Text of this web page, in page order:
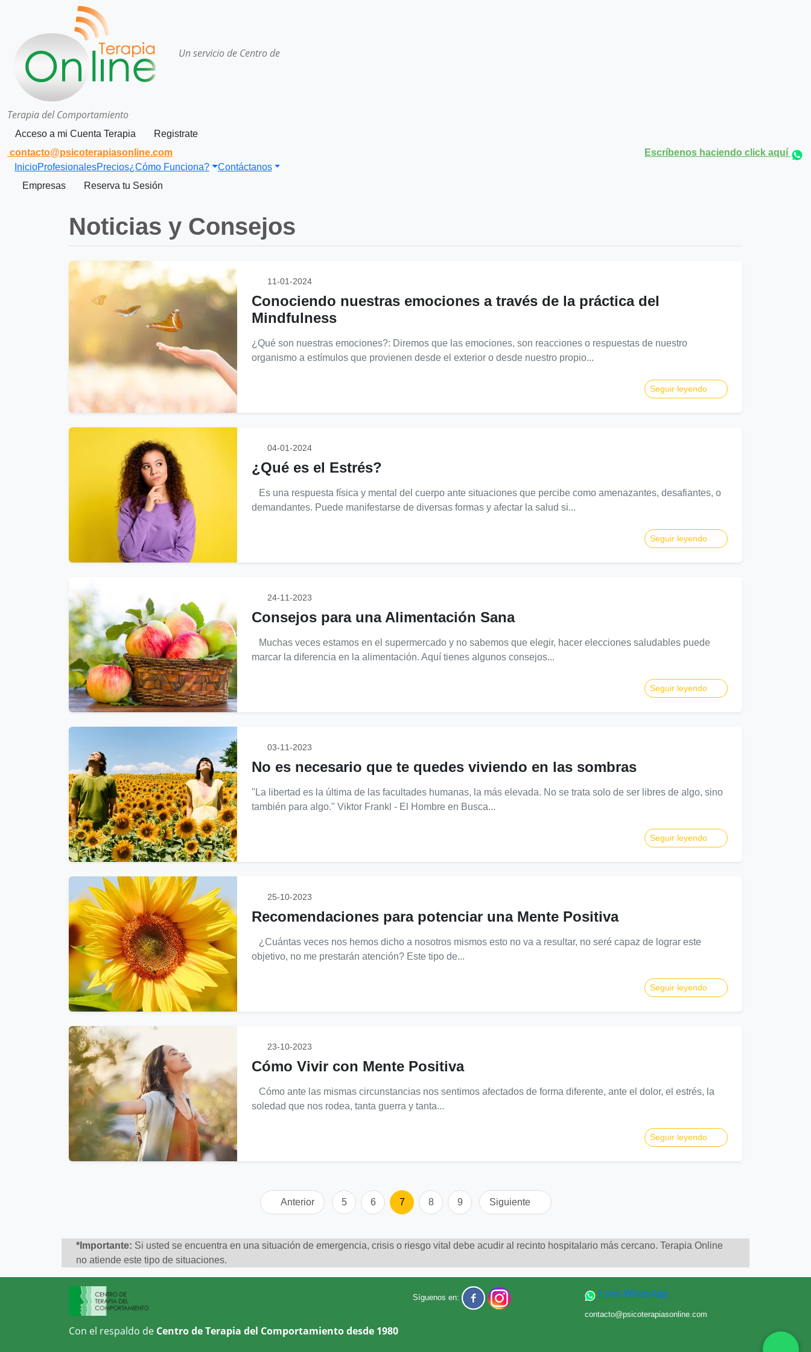
Un servicio de Centro de
Terapia del Comportamiento
Acceso a mi Cuenta Terapia
Registrate
contacto@psicoterapiasonline.com
Escríbenos haciendo click aquí
InicioProfesionalesPrecios¿Cómo Funciona?
Contáctanos
Empresas
Reserva tu Sesión
Noticias y Consejos
11-01-2024
Conociendo nuestras emociones a través de la práctica del
Mindfulness
¿Qué son nuestras emociones?: Diremos que las emociones, son reacciones o respuestas de nuestro
organismo a estímulos que provienen desde el exterior o desde nuestro propio...
Seguir leyendo
04-01-2024
¿Qué es el Estrés?
Es una respuesta física y mental del cuerpo ante situaciones que percibe como amenazantes, desafiantes, o
demandantes. Puede manifestarse de diversas formas y afectar la salud si...
Seguir leyendo
24-11-2023
Consejos para una Alimentación Sana
Muchas veces estamos en el supermercado y no sabemos que elegir, hacer elecciones saludables puede
marcar la diferencia en la alimentación. Aquí tienes algunos consejos...
Seguir leyendo
03-11-2023
No es necesario que te quedes viviendo en las sombras
"La libertad es la última de las facultades humanas, la más elevada. No se trata solo de ser libres de algo, sino
también para algo." Viktor Frankl - El Hombre en Busca...
Seguir leyendo
25-10-2023
Recomendaciones para potenciar una Mente Positiva
¿Cuántas veces nos hemos dicho a nosotros mismos esto no va a resultar, no seré capaz de lograr este
objetivo, no me prestarán atención? Este tipo de...
Seguir leyendo
23-10-2023
Cómo Vivir con Mente Positiva
Cómo ante las mismas circunstancias nos sentimos afectados de forma diferente, ante el dolor, el estrés, la
soledad que nos rodea, tanta guerra y tanta...
Seguir leyendo
Anterior 5 6 7 8 9 Siguiente
*Importante: Si usted se encuentra en una situación de emergencia, crisis o riesgo vital debe acudir al recinto hospitalario más cercano. Terapia Online
no atiende este tipo de situaciones.
Con el respaldo de Centro de Terapia del Comportamiento desde 1980
Síguenos en: Fono-WhatsApp
contacto@psicoterapiasonline.com